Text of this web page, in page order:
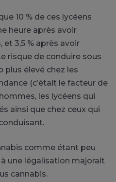
10 % de ces lycéens
heure après avoir
3,5 % après avoir
risque de conduire sous
plus élevé chez les
(c’était le facteur de
les lycéens qui
ainsi que chez ceux qui
comme étant peu
une légalisation majorait
cannabis.